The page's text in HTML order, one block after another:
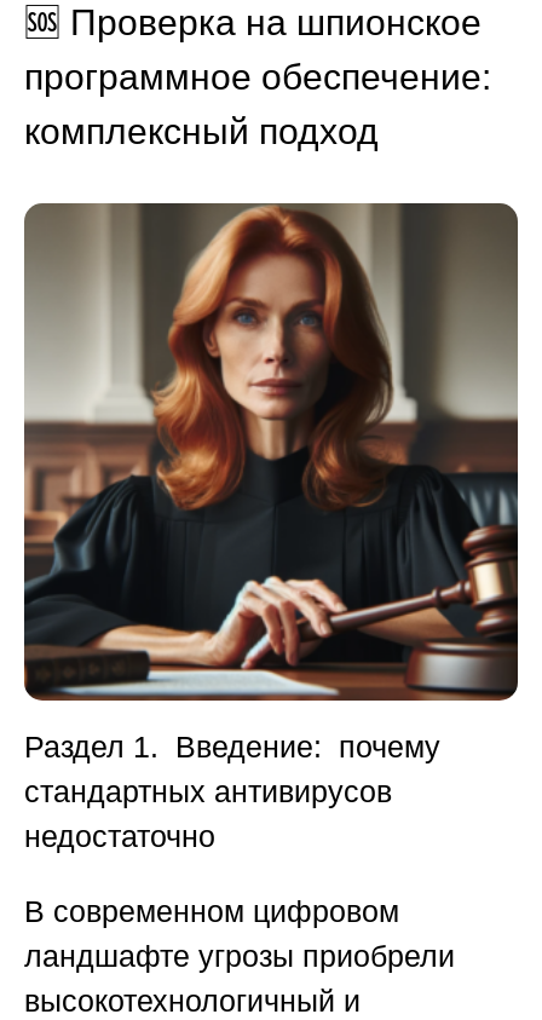
🆘 Проверка на шпионское
программное обеспечение:
комплексный подход
Раздел 1. Введение: почему
стандартных антивирусов
недостаточно
В современном цифровом
ландшафте угрозы приобрели
высокотехнологичный и